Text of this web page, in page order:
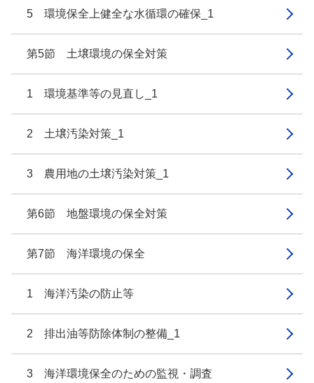
5 環境保全上健全な水循環の確保_1
第5節 土壌環境の保全対策
1 環境基準等の見直し_1
2 土壌汚染対策_1
3 農用地の土壌汚染対策_1
第6節 地盤環境の保全対策
第7節 海洋環境の保全
1 海洋汚染の防止等
2 排出油等防除体制の整備_1
3 海洋環境保全のための監視・調査